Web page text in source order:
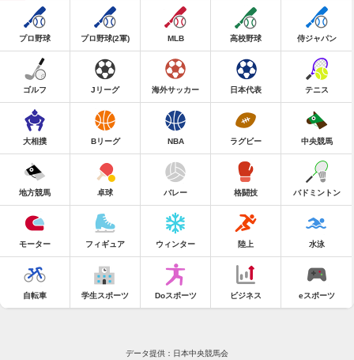
プロ野球 プロ野球(2軍) MLB 高校野球 侍ジャパン
ゴルフ Jリーグ 海外サッカー 日本代表 テニス
大相撲 Bリーグ NBA ラグビー 中央競馬
地方競馬 卓球 バレー 格闘技 バドミントン
モーター フィギュア ウィンター 陸上 水泳
自転車 学生スポーツ Doスポーツ ビジネス eスポーツ
データ提供：日本中央競馬会